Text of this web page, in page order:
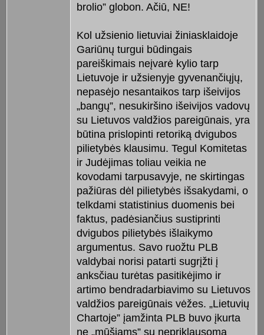
brolio” globon. Ačiū, NE!
Kol užsienio lietuviai žiniasklaidoje
Gariūnų turgui būdingais
pareiškimais neįvarė kylio tarp
Lietuvoje ir užsienyje gyvenančiųjų,
nepasėjo nesantaikos tarp išeivijos
„bangų”, nesukiršino išeivijos vadovų
su Lietuvos valdžios pareigūnais, yra
būtina prislopinti retoriką dvigubos
pilietybės klausimu. Tegul Komitetas
ir Judėjimas toliau veikia ne
kovodami tarpusavyje, ne skirtingas
pažiūras dėl pilietybės išsakydami, o
telkdami statistinius duomenis bei
faktus, padėsiančius sustiprinti
dvigubos pilietybės išlaikymo
argumentus. Savo ruožtu PLB
valdybai norisi patarti sugrįžti į
anksčiau turėtas pasitikėjimo ir
artimo bendradarbiavimo su Lietuvos
valdžios pareigūnais vėžes. „Lietuvių
Chartoje” įamžinta PLB buvo įkurta
ne „mūšiams” su nepriklausoma